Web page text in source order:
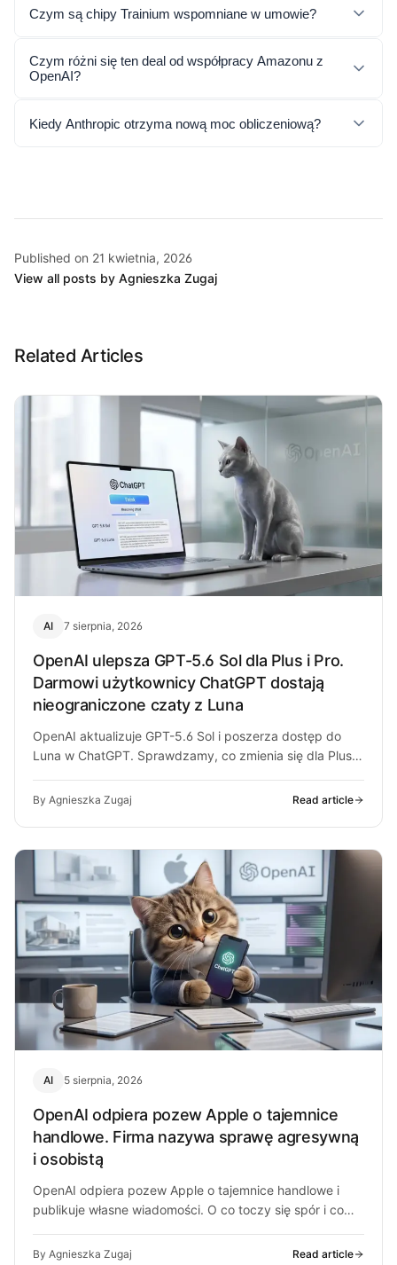
Czym są chipy Trainium wspomniane w umowie?
Czym różni się ten deal od współpracy Amazonu z
OpenAI?
Kiedy Anthropic otrzyma nową moc obliczeniową?
Published on 21 kwietnia, 2026
View all posts by Agnieszka Zugaj
Related Articles
AI 7 sierpnia, 2026
OpenAI ulepsza GPT-5.6 Sol dla Plus i Pro.
Darmowi użytkownicy ChatGPT dostają
nieograniczone czaty z Luna
OpenAI aktualizuje GPT-5.6 Sol i poszerza dostęp do
Luna w ChatGPT. Sprawdzamy, co zmienia się dla Plus,
By Agnieszka Zugaj Read article
AI 5 sierpnia, 2026
OpenAI odpiera pozew Apple o tajemnice
handlowe. Firma nazywa sprawę agresywną
i osobistą
OpenAI odpiera pozew Apple o tajemnice handlowe i
publikuje własne wiadomości. O co toczy się spór i co
By Agnieszka Zugaj Read article